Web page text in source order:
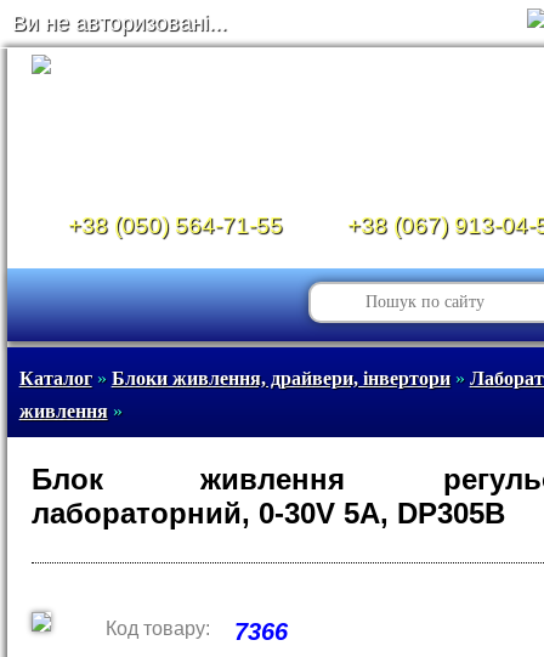
Ви не авторизовані...
+38 (050) 564-71-55 +38 (067) 913-04-
Каталог» Блоки живлення, драйвери, інвертори»
живлення»
Блок живлення
лабораторний, 0-30V 5A, DP305B
Код товару: 7366